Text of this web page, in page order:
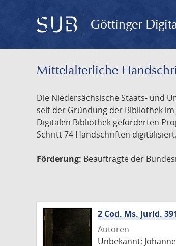
Göttinger
Mittelalterliche
Die Niedersächsische Staats- und
seit der Gründung der Bibliothek
Digitalen Bibliothek geförderten
Schritt 74 Handschriften
Förderung: Beauftragte der
2 Cod. Ms. jurid.
Autoren
Unbekannt;